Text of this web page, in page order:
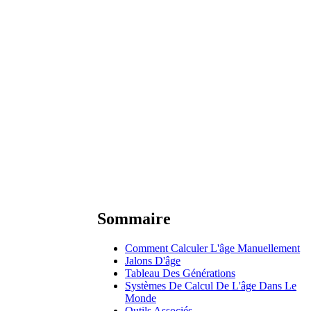
Sommaire
Comment Calculer L'âge Manuellement
Jalons D'âge
Tableau Des Générations
Systèmes De Calcul De L'âge Dans Le
Monde